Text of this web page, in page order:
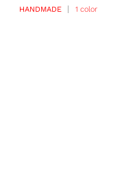
HANDMADE 1 color